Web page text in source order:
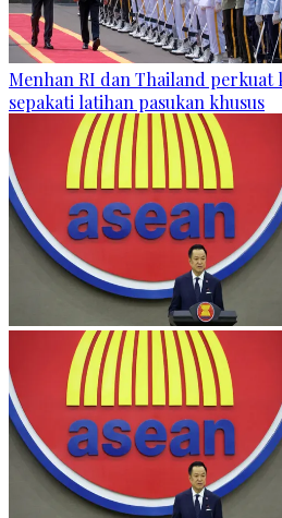
Menhan RI dan Thailand perkuat
sepakati latihan pasukan khusus